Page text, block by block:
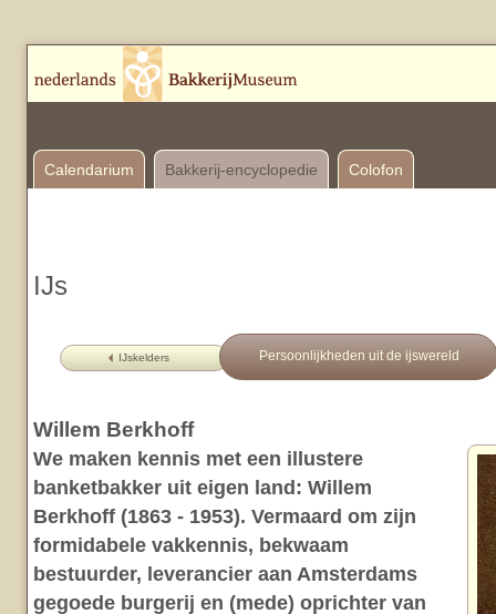
Calendarium Bakkerij-encyclopedie Colofon
IJs
IJskelders Persoonlijkheden uit de ijswereld
Willem Berkhoff
We maken kennis met een illustere
banketbakker uit eigen land: Willem
Berkhoff (1863 - 1953). Vermaard om zijn
formidabele vakkennis, bekwaam
bestuurder, leverancier aan Amsterdams
gegoede burgerij en (mede) oprichter van